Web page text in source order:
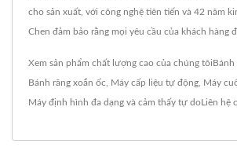
cho sản xuất, với công nghệ tiên tiến và 42 năm
Chen đảm bảo rằng mọi yêu cầu của khách hàng
Xem sản phẩm chất lượng cao của chúng tôiBánh
Bánh răng xoắn ốc Máy cấp liệu tự động Máy
Máy định hình đa dạng và cảm thấy tự doLiên hệ